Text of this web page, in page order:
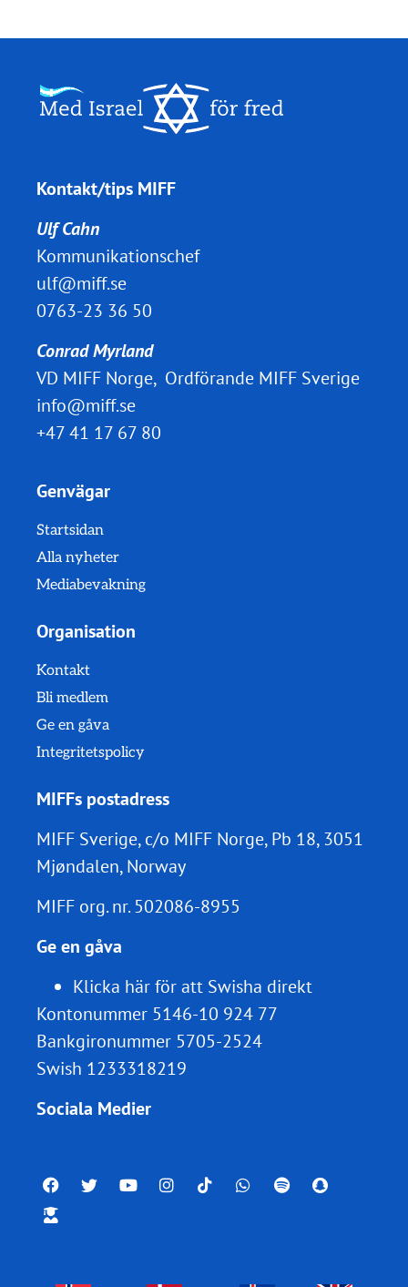
Kontakt/tips MIFF
Ulf Cahn
Kommunikationschef
ulf@miff.se
0763-23 36 50
Conrad Myrland
VD MIFF Norge, Ordförande MIFF Sverige
info@miff.se
+47 41 17 67 80
Genvägar
Startsidan
Alla nyheter
Mediabevakning
Organisation
Kontakt
Bli medlem
Ge en gåva
Integritetspolicy
MIFFs postadress
MIFF Sverige, c/o MIFF Norge, Pb 18, 3051
Mjøndalen, Norway
MIFF org. nr.502086-8955
Ge en gåva
Klicka här för att Swisha direkt
Kontonummer 5146-10 924 77
Bankgironummer 5705-2524
Swish 1233318219
Sociala Medier